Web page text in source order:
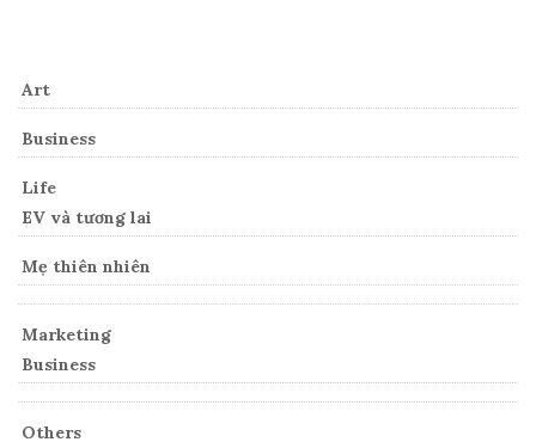
Art
Business
Life
EV và tương lai
Mẹ thiên nhiên
Marketing
Business
Others